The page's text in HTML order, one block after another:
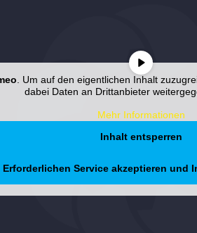
. Um auf den eigentlichen Inhalt
dabei Daten an Drittanbieter
Mehr Informationen
Inhalt entsperren
Erforderlichen Service akzeptieren und